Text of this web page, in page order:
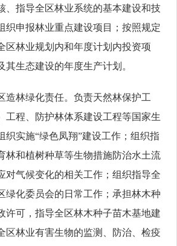
、指导全区林业系统的基本建设和技
织申报林业重点建设项目；按照规定
区林业规划内和年度计划内投资项
其生态建设的年度生产计划。
造林绿化责任。负责天然林保护工
工程、防护林体系建设工程等国家生
织实施“绿色凤翔”建设工作；组织指
林和植树种草等生物措施防治水土流
对气候变化的相关工作；组织指导全
绿化委员会的日常工作；承担林木种
许可，指导全区林木种子苗木基地建
区林业有害生物的监测、防治、检疫